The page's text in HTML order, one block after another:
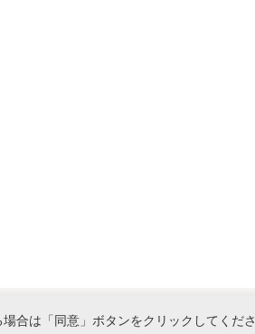
合は「同意」ボタンをクリックしてくださ